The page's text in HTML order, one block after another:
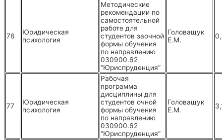
76
Юридическая
психология
Методические
рекомендации по
самостоятельной
работе для
студентов заочной
формы обучения
по направлению
030900.62
“Юриспруденция”
Головащук
Е.М.
77
Юридическая
психология
Рабочая
программа
дисциплины для
студентов очной
формы обучения
по направлению
030900.62
“Юриспруденция”
Головащук
Е.М.